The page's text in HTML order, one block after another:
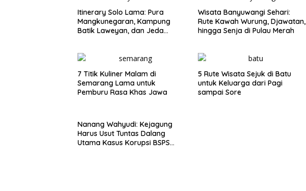
Itinerary Solo Lama: Pura
Mangkunegaran, Kampung
Batik Laweyan, dan Jeda
Wisata Banyuwangi Sehari:
Rute Kawah Wurung, Djawatan,
hingga Senja di Pulau Merah
7 Titik Kuliner Malam di
Semarang Lama untuk
Pemburu Rasa Khas Jawa
5 Rute Wisata Sejuk di Batu
untuk Keluarga dari Pagi
sampai Sore
Nanang Wahyudi: Kejagung
Harus Usut Tuntas Dalang
Utama Kasus Korupsi BSPS